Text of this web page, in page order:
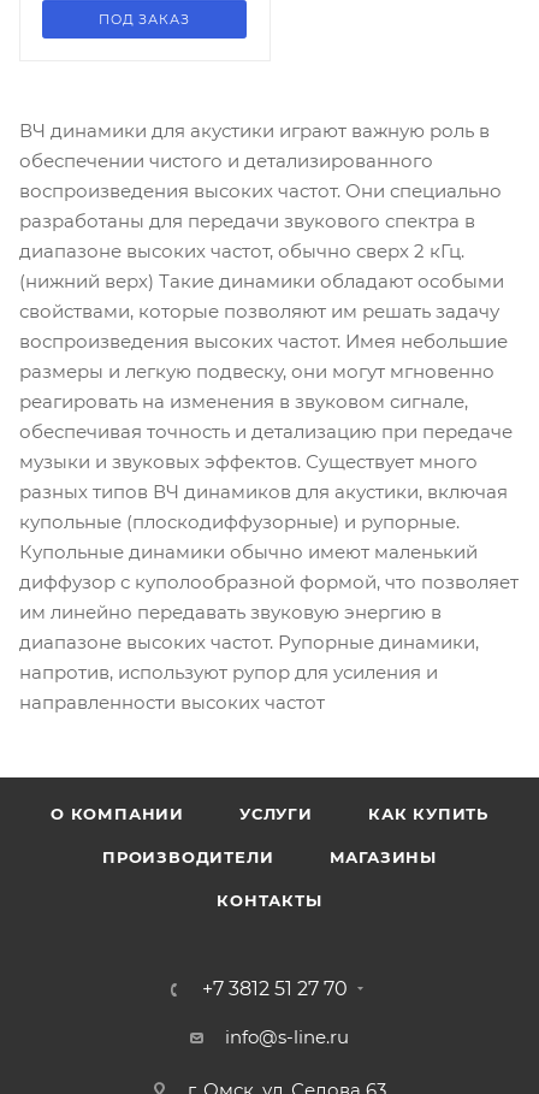
ПОД ЗАКАЗ
ВЧ динамики для акустики играют важную роль в
обеспечении чистого и детализированного
воспроизведения высоких частот. Они специально
разработаны для передачи звукового спектра в
диапазоне высоких частот, обычно сверх 2 кГц.
(нижний верх) Такие динамики обладают особыми
свойствами, которые позволяют им решать задачу
воспроизведения высоких частот. Имея небольшие
размеры и легкую подвеску, они могут мгновенно
реагировать на изменения в звуковом сигнале,
обеспечивая точность и детализацию при передаче
музыки и звуковых эффектов. Существует много
разных типов ВЧ динамиков для акустики, включая
купольные (плоскодиффузорные) и рупорные.
Купольные динамики обычно имеют маленький
диффузор с куполообразной формой, что позволяет
им линейно передавать звуковую энергию в
диапазоне высоких частот. Рупорные динамики,
напротив, используют рупор для усиления и
направленности высоких частот
О КОМПАНИИ УСЛУГИ КАК КУПИТЬ
ПРОИЗВОДИТЕЛИ МАГАЗИНЫ
КОНТАКТЫ
+7 3812 51 27 70
info@s-line.ru